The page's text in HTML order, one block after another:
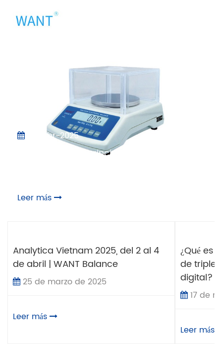
09-abr-2025
Características principales que debe
Leer más
Analytica Vietnam 2025, del 2 al 4
de abril | WANT Balance
25 de marzo de 2025
Leer más
¿Qué es
de triple
digital?
17 de
Leer más